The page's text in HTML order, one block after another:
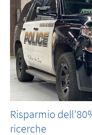
Risparmio
ricerche